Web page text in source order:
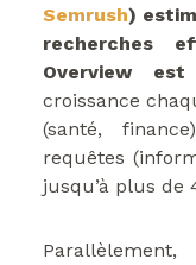
Semrush)
recherches
Overview
croissance
(santé,
requêtes
jusqu’à plus de